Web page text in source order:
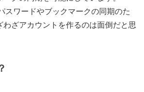
スワードやブックマークの同期のた
わざアカウントを作るのは面倒だと思